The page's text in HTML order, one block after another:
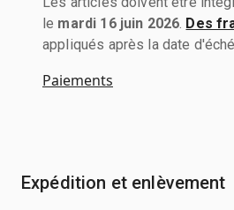
le mardi 16 juin 2026 Des
appliqués après la date
Paiements
Expédition et enlèvement